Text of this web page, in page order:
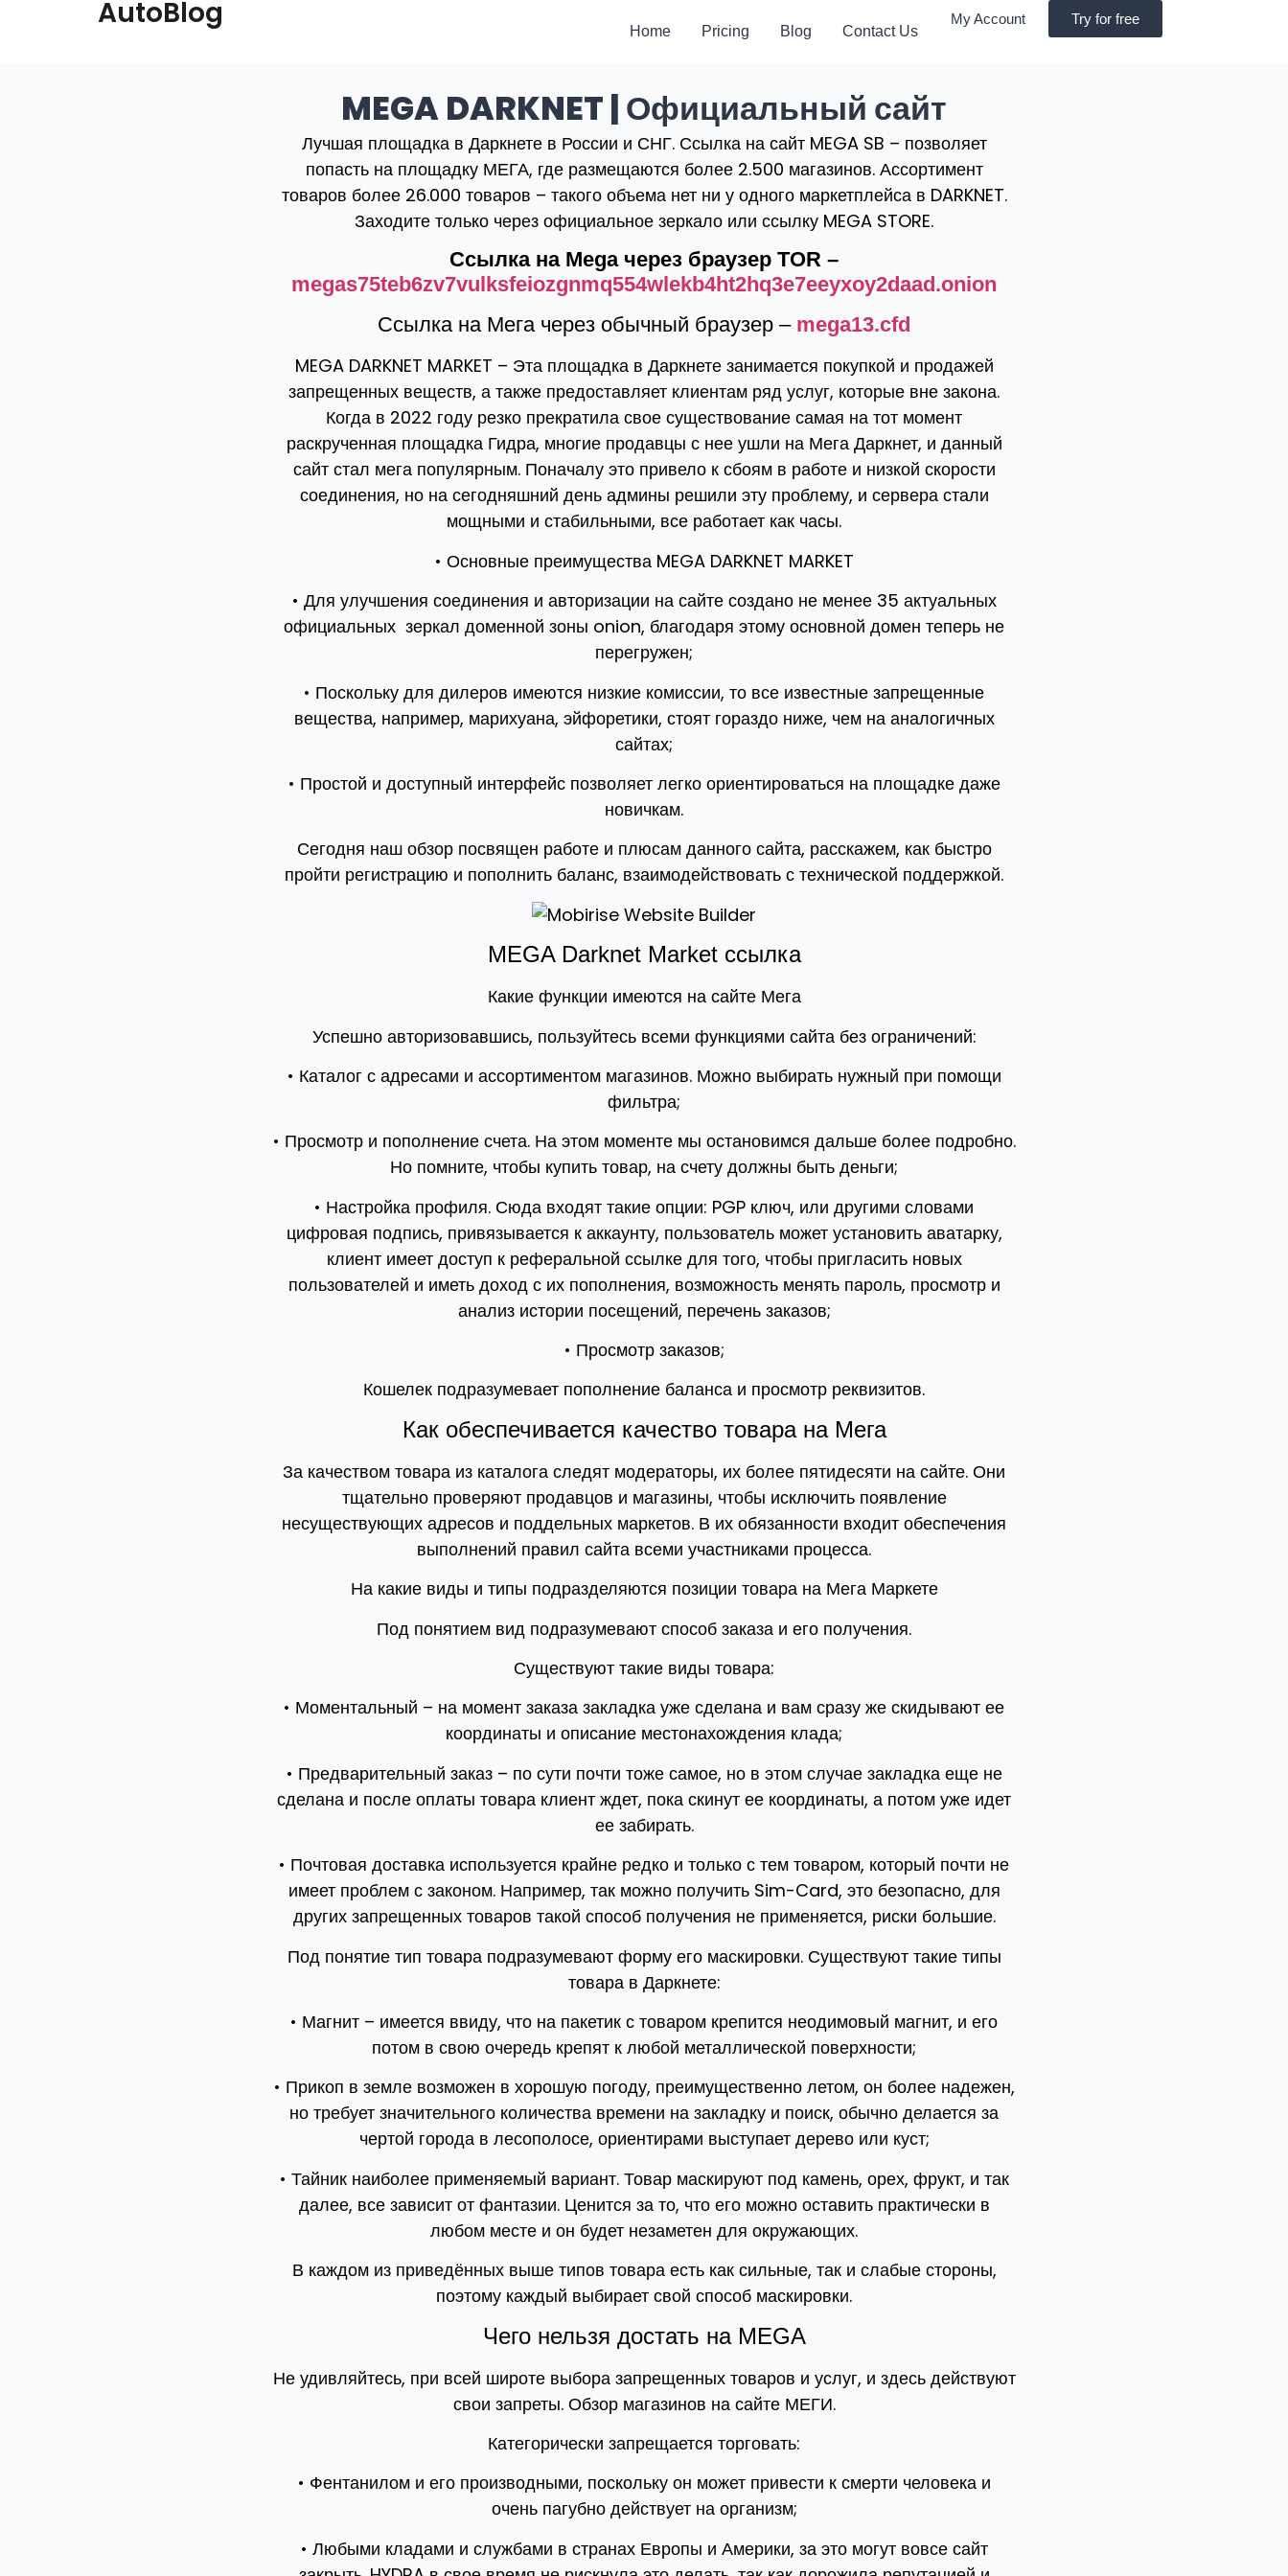
AutoBlog Home Pricing Blog Contact Us
My Account Try for free
MEGA DARKNET | Официальный сайт
Лучшая площадка в Даркнете в России и СНГ. Ссылка на сайт MEGA SB – позволяет
попасть на площадку МЕГА, где размещаются более 2.500 магазинов. Ассортимент
товаров более 26.000 товаров – такого объема нет ни у одного маркетплейса в DARKNET.
Заходите только через официальное зеркало или ссылку MEGA STORE.
Ссылка на Mega через браузер TOR –
megas75teb6zv7vulksfeiozgnmq554wlekb4ht2hq3e7eeyxoy2daad.onion
Ссылка на Мега через обычный браузер – mega13.cfd
MEGA DARKNET MARKET – Эта площадка в Даркнете занимается покупкой и продажей
запрещенных веществ, а также предоставляет клиентам ряд услуг, которые вне закона.
Когда в 2022 году резко прекратила свое существование самая на тот момент
раскрученная площадка Гидра, многие продавцы с нее ушли на Мега Даркнет, и данный
сайт стал мега популярным. Поначалу это привело к сбоям в работе и низкой скорости
соединения, но на сегодняшний день админы решили эту проблему, и сервера стали
мощными и стабильными, все работает как часы.
• Основные преимущества MEGA DARKNET MARKET
• Для улучшения соединения и авторизации на сайте создано не менее 35 актуальных
официальных зеркал доменной зоны onion, благодаря этому основной домен теперь не
перегружен;
• Поскольку для дилеров имеются низкие комиссии, то все известные запрещенные
вещества, например, марихуана, эйфоретики, стоят гораздо ниже, чем на аналогичных
сайтах;
• Простой и доступный интерфейс позволяет легко ориентироваться на площадке даже
новичкам.
Сегодня наш обзор посвящен работе и плюсам данного сайта, расскажем, как быстро
пройти регистрацию и пополнить баланс, взаимодействовать с технической поддержкой.
MEGA Darknet Market ссылка
Какие функции имеются на сайте Мега
Успешно авторизовавшись, пользуйтесь всеми функциями сайта без ограничений:
• Каталог с адресами и ассортиментом магазинов. Можно выбирать нужный при помощи
фильтра;
• Просмотр и пополнение счета. На этом моменте мы остановимся дальше более подробно.
Но помните, чтобы купить товар, на счету должны быть деньги;
• Настройка профиля. Сюда входят такие опции: PGP ключ, или другими словами
цифровая подпись, привязывается к аккаунту, пользователь может установить аватарку,
клиент имеет доступ к реферальной ссылке для того, чтобы пригласить новых
пользователей и иметь доход с их пополнения, возможность менять пароль, просмотр и
анализ истории посещений, перечень заказов;
• Просмотр заказов;
Кошелек подразумевает пополнение баланса и просмотр реквизитов.
Как обеспечивается качество товара на Мега
За качеством товара из каталога следят модераторы, их более пятидесяти на сайте. Они
тщательно проверяют продавцов и магазины, чтобы исключить появление
несуществующих адресов и поддельных маркетов. В их обязанности входит обеспечения
выполнений правил сайта всеми участниками процесса.
На какие виды и типы подразделяются позиции товара на Мега Маркете
Под понятием вид подразумевают способ заказа и его получения.
Существуют такие виды товара:
• Моментальный – на момент заказа закладка уже сделана и вам сразу же скидывают ее
координаты и описание местонахождения клада;
• Предварительный заказ – по сути почти тоже самое, но в этом случае закладка еще не
сделана и после оплаты товара клиент ждет, пока скинут ее координаты, а потом уже идет
ее забирать.
• Почтовая доставка используется крайне редко и только с тем товаром, который почти не
имеет проблем с законом. Например, так можно получить Sim-Card, это безопасно, для
других запрещенных товаров такой способ получения не применяется, риски большие.
Под понятие тип товара подразумевают форму его маскировки. Существуют такие типы
товара в Даркнете:
• Магнит – имеется ввиду, что на пакетик с товаром крепится неодимовый магнит, и его
потом в свою очередь крепят к любой металлической поверхности;
• Прикоп в земле возможен в хорошую погоду, преимущественно летом, он более надежен,
но требует значительного количества времени на закладку и поиск, обычно делается за
чертой города в лесополосе, ориентирами выступает дерево или куст;
• Тайник наиболее применяемый вариант. Товар маскируют под камень, орех, фрукт, и так
далее, все зависит от фантазии. Ценится за то, что его можно оставить практически в
любом месте и он будет незаметен для окружающих.
В каждом из приведённых выше типов товара есть как сильные, так и слабые стороны,
поэтому каждый выбирает свой способ маскировки.
Чего нельзя достать на MEGA
Не удивляйтесь, при всей широте выбора запрещенных товаров и услуг, и здесь действуют
свои запреты. Обзор магазинов на сайте МЕГИ.
Категорически запрещается торговать:
• Фентанилом и его производными, поскольку он может привести к смерти человека и
очень пагубно действует на организм;
• Любыми кладами и службами в странах Европы и Америки, за это могут вовсе сайт